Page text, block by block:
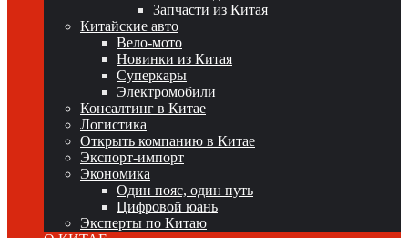
Запчасти из Китая
Китайские авто
Вело-мото
Новинки из Китая
Суперкары
Электромобили
Консалтинг в Китае
Логистика
Открыть компанию в Китае
Экспорт-импорт
Экономика
Один пояс, один путь
Цифровой юань
Эксперты по Китаю